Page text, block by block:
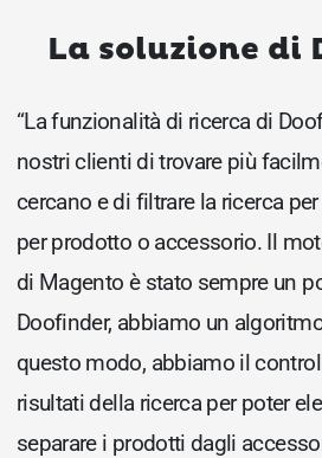
La soluzione di
“La funzionalità di ricerca di
nostri clienti di trovare più
cercano e di filtrare la ricerca
per prodotto o accessorio. Il
di Magento è stato sempre un
Doofinder, abbiamo un
questo modo, abbiamo il
risultati della ricerca per poter
separare i prodotti dagli